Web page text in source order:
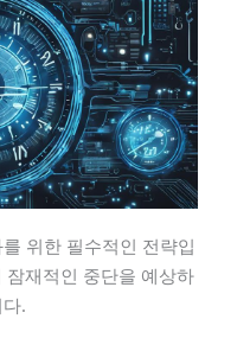
위한 필수적인 전략입
잠재적인 중단을 예상하
.